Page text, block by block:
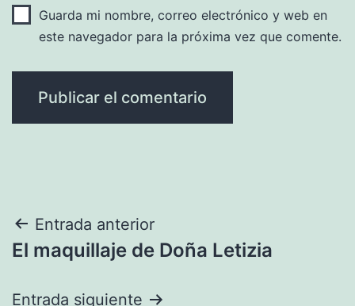
Guarda mi nombre, correo electrónico y web en
este navegador para la próxima vez que comente.
Navegación
de
Entrada anterior
El maquillaje de Doña Letizia
Entrada siguiente